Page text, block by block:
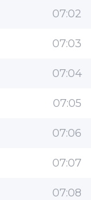
07:02
07:03
07:04
07:05
07:06
07:07
07:08